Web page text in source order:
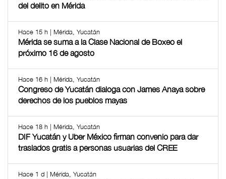
del delito en Mérida
Hace 15 h | Mérida, Yucatán
Mérida se suma a la Clase Nacional de Boxeo el
próximo 16 de agosto
Hace 16 h | Mérida, Yucatán
Congreso de Yucatán dialoga con James Anaya sobre
derechos de los pueblos mayas
Hace 18 h | Mérida, Yucatán
DIF Yucatán y Uber México firman convenio para dar
traslados gratis a personas usuarias del CREE
Hace 1 d | Mérida, Yucatán